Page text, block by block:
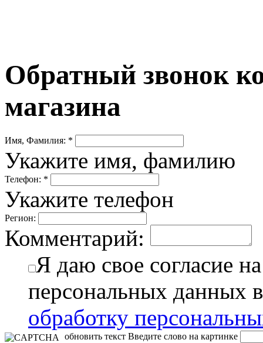
Обратный звонок
магазина
Имя, Фамилия: *
Укажите имя, фамилию
Телефон: *
Укажите телефон
Регион:
Комментарий:
Я даю свое согласие
персональных данных
обработку
обновить текст Введите слово на картинке